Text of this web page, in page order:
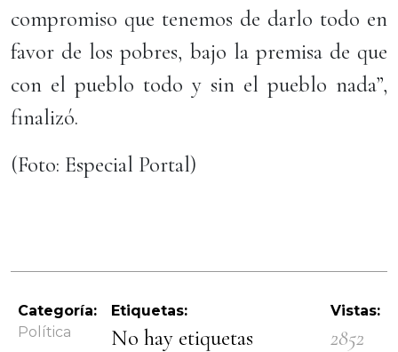
compromiso que tenemos de darlo todo en
favor de los pobres, bajo la premisa de que
con el pueblo todo y sin el pueblo nada”,
finalizó.
(Foto: Especial Portal)
Categoría:
Política
Etiquetas:
No hay etiquetas
Vistas:
2852